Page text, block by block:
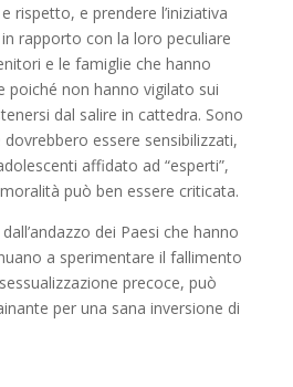
rispetto, e prendere l’iniziativa
rapporto con la loro peculiare
e le famiglie che hanno
poiché non hanno vigilato sui
dal salire in cattedra. Sono
essere sensibilizzati,
affidato ad “esperti”,
può ben essere criticata.
dei Paesi che hanno
a sperimentare il fallimento
precoce, può
per una sana inversione di